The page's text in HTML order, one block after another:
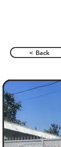
< Back